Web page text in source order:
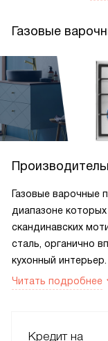
Газовые
Газовые варочные
диапазоне
скандинавских
сталь, органично
кухонный интерьер.
Читать подробнее
Кредит на